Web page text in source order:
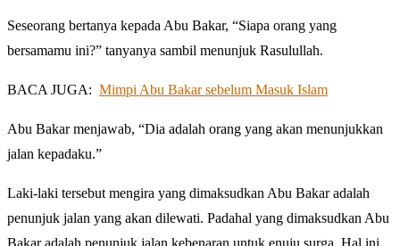
Seseorang bertanya kepada Abu Bakar, “Siapa orang yang
bersamamu ini?” tanyanya sambil menunjuk Rasulullah.
BACA JUGA: Mimpi Abu Bakar sebelum Masuk Islam
Abu Bakar menjawab, “Dia adalah orang yang akan menunjukkan
jalan kepadaku.”
Laki-laki tersebut mengira yang dimaksudkan Abu Bakar adalah
penunjuk jalan yang akan dilewati. Padahal yang dimaksudkan Abu
Bakar adalah penunjuk jalan kebenaran untuk enuju surga. Hal ini